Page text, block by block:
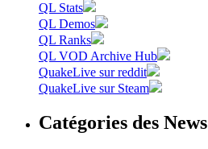
QL Stats
QL Demos
QL Ranks
QL VOD Archive Hub
QuakeLive sur reddit
QuakeLive sur Steam
Catégories des News